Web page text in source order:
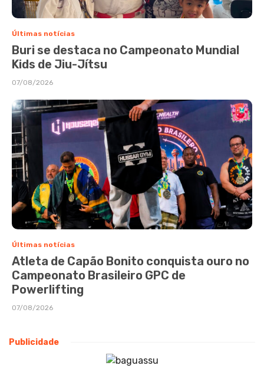
Últimas notícias
Buri se destaca no Campeonato Mundial
Kids de Jiu-Jítsu
07/08/2026
Últimas notícias
Atleta de Capão Bonito conquista ouro no
Campeonato Brasileiro GPC de
Powerlifting
07/08/2026
Publicidade